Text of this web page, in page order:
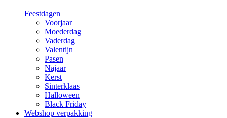
Feestdagen
Voorjaar
Moederdag
Vaderdag
Valentijn
Pasen
Najaar
Kerst
Sinterklaas
Halloween
Black Friday
Webshop verpakking